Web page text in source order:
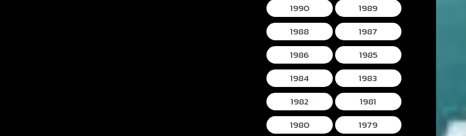
1990
1989
1988
1987
1986
1985
1984
1983
1982
1981
1980
1979